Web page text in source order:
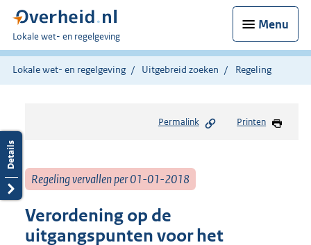
Menu
U
bent
hier:
Lokale wet- en regelgeving
Lokale wet- en regelgeving Uitgebreid zoeken Regeling
Permalink Printen
Regeling vervallen per 01-01-2018
Verordening op de
uitgangspunten voor het